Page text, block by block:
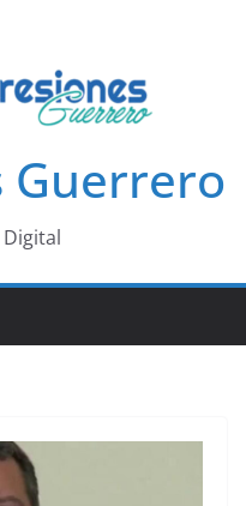
Guerrero